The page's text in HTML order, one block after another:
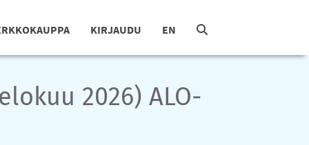
KIRJAUDU EN
2026) ALO-